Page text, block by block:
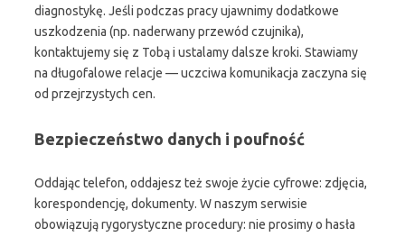
diagnostykę. Jeśli podczas pracy ujawnimy dodatkowe
uszkodzenia (np. naderwany przewód czujnika),
kontaktujemy się z Tobą i ustalamy dalsze kroki. Stawiamy
na długofalowe relacje — uczciwa komunikacja zaczyna się
od przejrzystych cen.
Bezpieczeństwo danych i poufność
Oddając telefon, oddajesz też swoje życie cyfrowe: zdjęcia,
korespondencję, dokumenty. W naszym serwisie
obowiązują rygorystyczne procedury: nie prosimy o hasła